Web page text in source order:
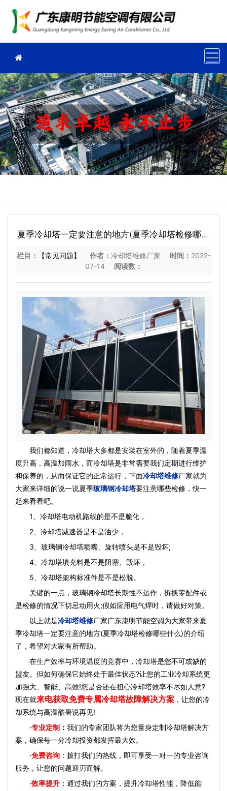
夏季冷却塔一定要注意的地方(夏季冷却塔检修哪些
栏目： 【常见问题】 作者： 冷却塔维修厂家 时间： 2022-
07-14
阅读数：
我们都知道，冷却塔大多都是安装在室外的，随着夏季温
度升高，高温加雨水，而冷却塔是非常需要我们定期进行维护
和保养的，从而保证它的正常运行，下面冷却塔维修厂家就为
大家来详细的说一说夏季玻璃钢冷却塔要注意哪些检修，快一
起来看看吧。
1、冷却塔电动机路线的是不是脆化，
2、冷却塔减速器是不是油少，
3、玻璃钢冷却塔喷嘴、旋转喷头是不是毁坏;
4、冷却塔填充料是不是阻塞、毁坏，
5、冷却塔架构标准件是不是松脱。
关键的一点，玻璃钢冷却塔长期性不运作，拆换零配件或
是检修的情况下切忌动用火;假如应用电气焊时，请做好对策。
以上就是冷却塔维修厂家广东康明节能空调为大家带来夏
季冷却塔一定要注意的地方(夏季冷却塔检修哪些什么)的介绍
了，希望对大家有所帮助。
在生产效率与环境温度的竞赛中，冷却塔是您不可或缺的
盟友。但如何确保它始终处于最佳状态?让您的工业冷却系统更
加强大、智能、高效!您是否还在担心冷却塔效率不尽如人意?
现在就来电获取免费专属冷却塔故障解决方案 ，让您的冷
却系统与高温酷暑说再见!
·专业定制 ： 我们的专家团队将为您量身定制冷却塔解决方
案，确保每一分冷却投资都发挥最大效。
·免费咨询 ：拨打我们的热线，即可享受一对一的专业咨询
服务，让您的问题迎刃而解。
·效率提升 ：通过我们的方案，提升冷却塔性能，降低能